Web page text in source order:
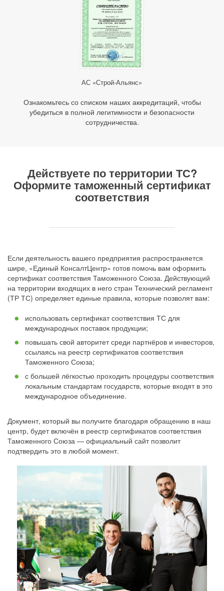
АС «Строй-Альянс»
Ознакомьтесь со списком наших аккредитаций, чтобы
убедиться в полной легитимности и безопасности
сотрудничества.
Действуете по территории ТС?
Оформите таможенный сертификат
соответствия
Если деятельность вашего предприятия распространяется
шире, «Единый КонсалтЦентр» готов помочь вам оформить
сертификат соответствия Таможенного Союза. Действующий
на территории входящих в него стран Технический регламент
(ТР ТС) определяет единые правила, которые позволят вам:
использовать сертификат соответствия ТС для
международных поставок продукции;
повышать свой авторитет среди партнёров и инвесторов,
ссылаясь на реестр сертификатов соответствия
Таможенного Союза;
с большей лёгкостью проходить процедуры соответствия
локальным стандартам государств, которые входят в это
международное объединение.
Документ, который вы получите благодаря обращению в наш
центр, будет включён в реестр сертификатов соответствия
Таможенного Союза — официальный сайт позволит
подтвердить это в любой момент.